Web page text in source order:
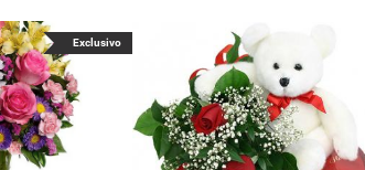
Exclusivo